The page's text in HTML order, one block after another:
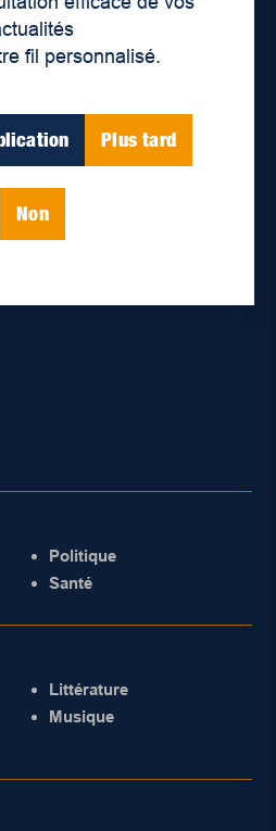
fil personnalisé.
Plus tard
Non
Politique
Santé
Littérature
Musique